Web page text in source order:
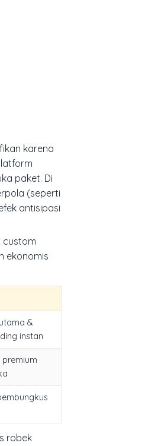
karena
paket. Di
(seperti
antisipasi
custom
ekonomis
&
instan
premium
robek